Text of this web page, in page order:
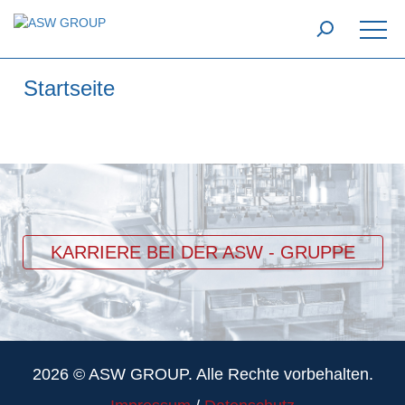
Startseite
KARRIERE BEI DER ASW - GRUPPE
2026 © ASW GROUP. Alle Rechte vorbehalten.